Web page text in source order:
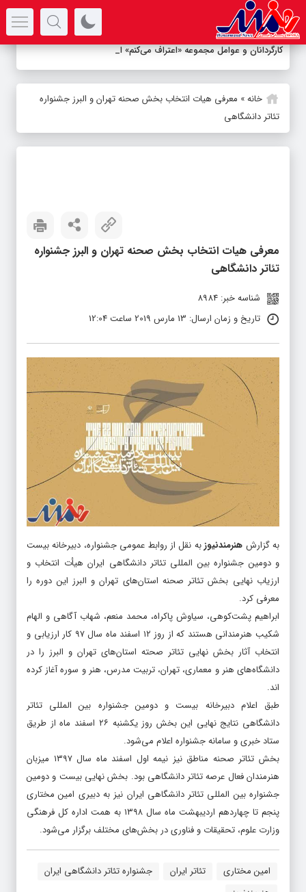
کارگردانان و عوامل مجموعه «اعتراف می‌کنم» اعلام ش_
خانه» معرفی هیات انتخاب بخش صحنه‌ تهران و البرز جشنواره
تئاتر دانشگاهی
معرفی هیات انتخاب بخش صحنه‌ تهران و البرز جشنواره
تئاتر دانشگاهی
شناسه خبر: 8984
تاریخ و زمان ارسال: 13 مارس 2019 ساعت 12:04
به گزارش هنرمندنیوزبه نقل از روابط عمومی جشنواره، دبیرخانه بیست
و دومین جشنواره بین المللی تئاتر دانشگاهی ایران هیأت انتخاب و
ارزیاب نهایی بخش تئاتر صحنه استان‌های تهران و البرز این دوره را
معرفی کرد.
ابراهیم پشت‌کوهی، سیاوش پاکراه، محمد منعم، شهاب آگاهی و الهام
شکیب هنرمندانی هستند که از روز ۱۲ اسفند ماه سال ۹۷ کار ارزیابی و
انتخاب آثار بخش نهایی تئاتر صحته استان‌های تهران و البرز را در
دانشگاه‌های هنر و معماری، تهران، تربیت مدرس، هنر و سوره آغاز کرده
اند.
طبق اعلام دبیرخانه بیست و دومین جشنواره بین المللی تئاتر
دانشگاهی نتایج نهایی این بخش روز یکشنبه ۲۶ اسفند ماه از طریق
ستاد خبری و سامانه جشنواره اعلام می‌شود.
بخش تئاتر صحنه مناطق نیز نیمه اول اسفند ماه سال ۱۳۹۷ میزبان
هنرمندان فعال عرصه تئاتر دانشگاهی بود. بخش نهایی بیست و دومین
جشنواره بین المللی تئاتر دانشگاهی ایران نیز به دبیری امین مختاری
پنجم تا چهاردهم اردیبهشت ماه سال ۱۳۹۸ به همت اداره کل فرهنگی
وزارت علوم، تحقیقات و فناوری در بخش‌های مختلف برگزار می‌شود.
امین مختاری تئاتر ایران
جشنواره تئاتر دانشگاهی ایران